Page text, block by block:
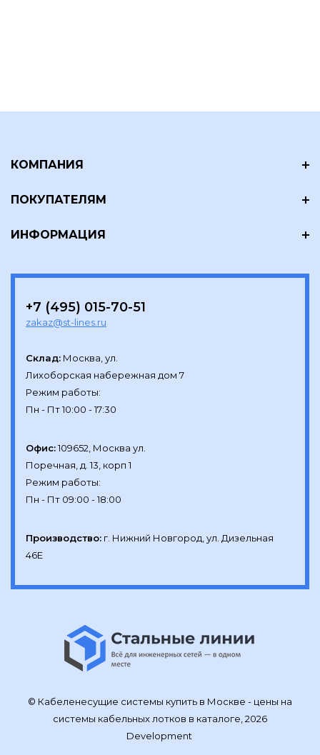
КОМПАНИЯ
ПОКУПАТЕЛЯМ
ИНФОРМАЦИЯ
+7 (495) 015-70-51
zakaz@st-lines.ru
Склад: Москва, ул.
Лихоборская набережная дом 7
Режим работы:
Офис:109652, Москва ул.
Поречная, д. 13, корп 1
Режим работы:
Производство: г. Нижний Новгород, ул. Дизельная
46Е
© Кабеленесущие системы купить в Москве - цены на
системы кабельных лотков в каталоге, 2026
Development